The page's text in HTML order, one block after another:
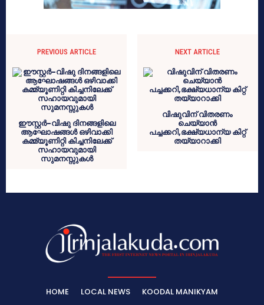
PREVIOUS ARTICLE
ഈസ്റ്റർ-വിഷു ദിനങ്ങളിലെ
ആഘോഷങ്ങൾ ഒഴിവാക്കി
കമ്മ്യൂണിറ്റി കിച്ചനിലേക്ക്
സഹായവുമായി
സുമനസ്സുകൾ
NEXT ARTICLE
വിഷുവിന് വിതരണം
ചെയ്യാൻ
പച്ചക്കറി,ഭക്ഷ്യധാന്യ കിറ്റ്
തയ്യാറാക്കി
HOME LOCAL NEWS KOODAL MANIKYAM